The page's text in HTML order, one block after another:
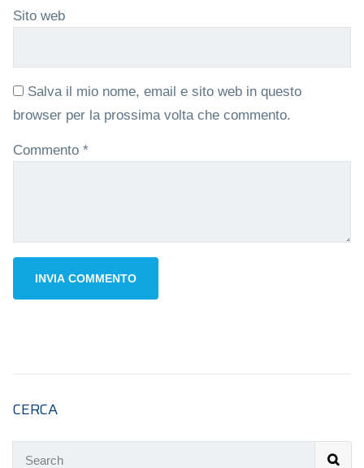
Sito web
Salva il mio nome, email e sito web in questo
browser per la prossima volta che commento.
Commento *
CERCA